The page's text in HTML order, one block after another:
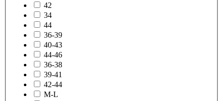
42
34
44
36-39
40-43
44-46
36-38
39-41
42-44
M-L